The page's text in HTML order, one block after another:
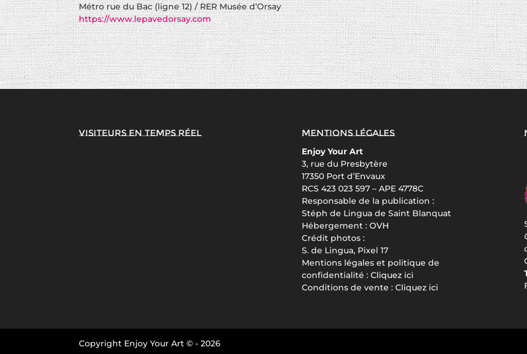
Métro rue du Bac (ligne 12) / RER Musée d’Orsay
https://www.lepavedorsay.com
Visiteurs en temps réel Mentions légales
Enjoy Your Art
3, rue du Presbytère
17350 Port d’Envaux
RCS 423 023 597 – APE 4778C
Responsable de la publication :
Stéph de Lingua de Saint Blanquat
Hébergement : OVH
Crédit photos :
S. de Lingua, Pixel 17
Mentions légales et politique de
confidentialité : Cliquez ici
Conditions de vente : Cliquez ici
Copyright Enjoy Your Art © -2026